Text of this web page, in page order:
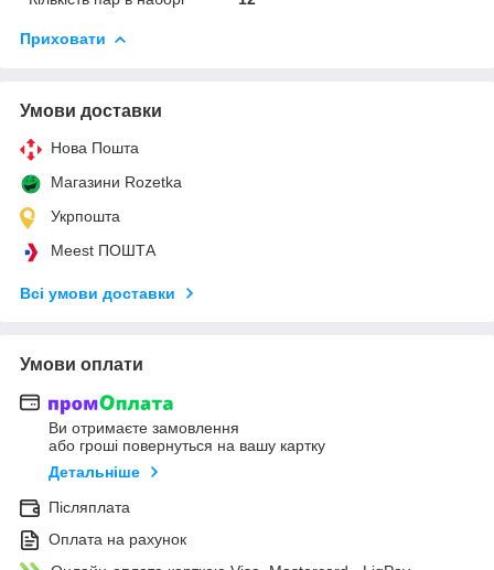
Приховати
Умови доставки
Нова Пошта
Магазини Rozetka
Укрпошта
Meest ПОШТА
Всі умови доставки
Умови оплати
Ви отримаєте замовлення
або гроші повернуться на вашу картку
Детальніше
Післяплата
Оплата на рахунок